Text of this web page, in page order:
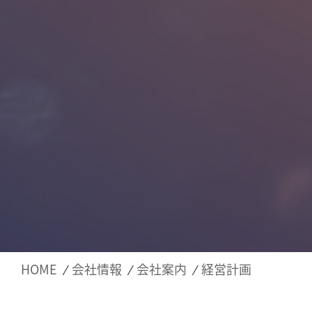
HOME 会社情報 会社案内 経営計画